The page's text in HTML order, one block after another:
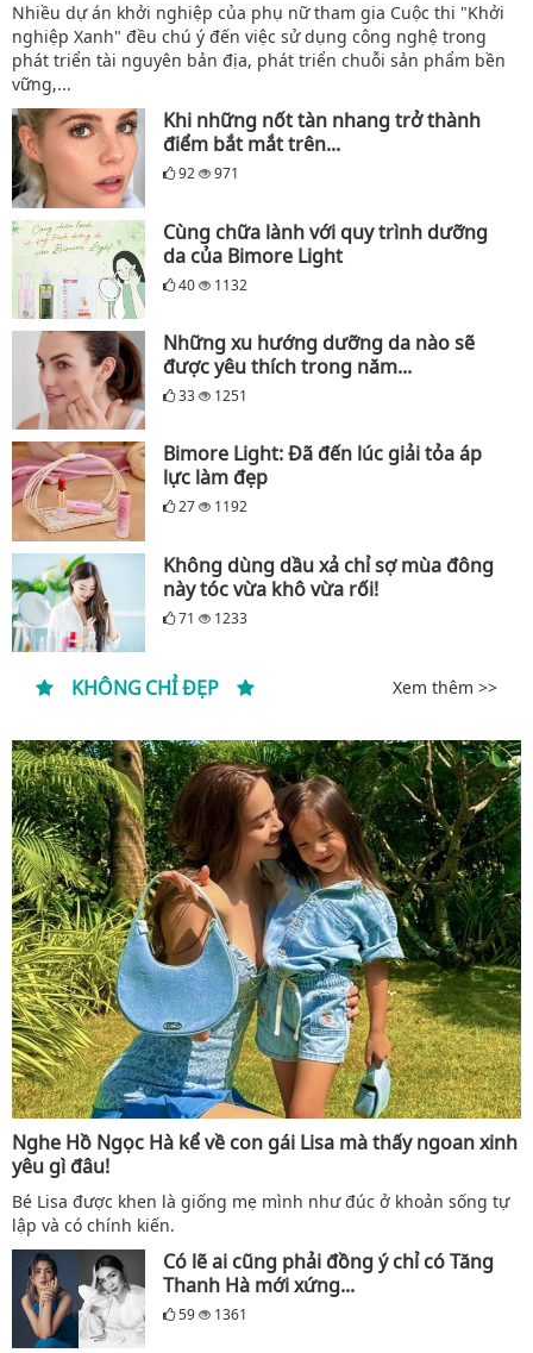
Nhiều dự án khởi nghiệp của phụ nữ tham gia Cuộc thi "Khởi
nghiệp Xanh" đều chú ý đến việc sử dụng công nghệ trong
phát triển tài nguyên bản địa, phát triển chuỗi sản phẩm bền
vững,...
Khi những nốt tàn nhang trở thành
điểm bắt mắt trên...
92 971
Cùng chữa lành với quy trình dưỡng
da của Bimore Light
40 1132
Những xu hướng dưỡng da nào sẽ
được yêu thích trong năm...
33 1251
Bimore Light: Đã đến lúc giải tỏa áp
lực làm đẹp
27 1192
Không dùng dầu xả chỉ sợ mùa đông
này tóc vừa khô vừa rối!
71 1233
KHÔNG CHỈ ĐẸP Xem thêm >>
Nghe Hồ Ngọc Hà kể về con gái Lisa mà thấy ngoan xinh
yêu gì đâu!
Bé Lisa được khen là giống mẹ mình như đúc ở khoản sống tự
lập và có chính kiến.
Có lẽ ai cũng phải đồng ý chỉ có Tăng
Thanh Hà mới xứng...
59 1361